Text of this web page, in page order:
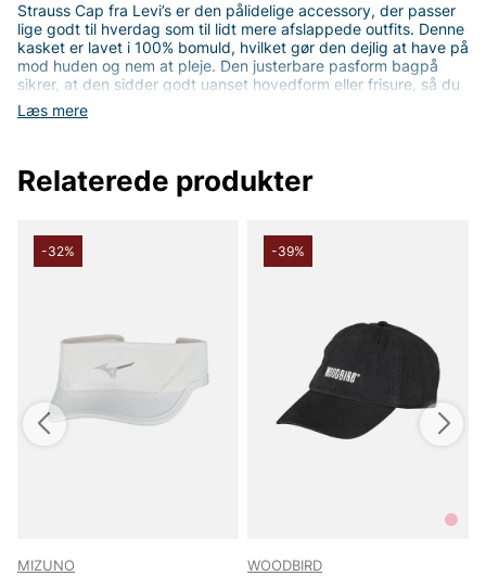
Læs mere
Strauss Cap fra Levi’s er den pålidelige accessory, der passer
lige godt til hverdag som til lidt mere afslappede outfits. Denne
kasket er lavet i 100% bomuld, hvilket gør den dejlig at have på
mod huden og nem at pleje. Den justerbare pasform bagpå
sikrer, at den sidder godt uanset hovedform eller frisure, så du
får en personlig og komfortabel pasform hver gang. Det syede
emblem giver en tydelig og autentisk Levi’s-følelse uden at
Det unisexede design gør Strauss Cap til et stilvalg for alle,
gør det nemt at matche kasketten med jeans, t-shirt eller
sportigere beklædning. En bomuldskasket, der er let at bruge
flere dage om ugen og som bevarer sin form selv efter mange
gå på kompromis med komforten. Denne kasket er et pålideligt
valg, når du vil have en tidløs og funktionel accessory fra
Levi’s, der holder hele sæsonen.
Tak fordi du handler i vores webshop. Besøg os også i vores
butik i Vingåker.
www.vfo.se
Relaterede produkter
-32%
MIZUNO
-39%
WOODBIRD